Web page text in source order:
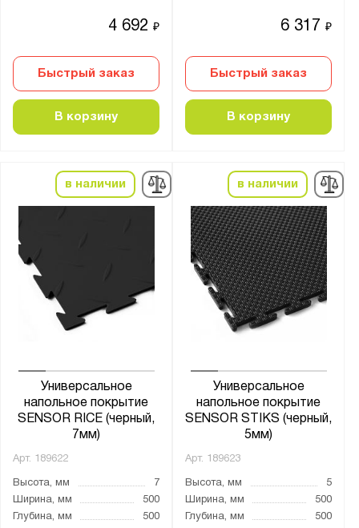
4 692₽
Быстрый заказ
В корзину
6 317₽
Быстрый заказ
В корзину
в наличии
Универсальное
напольное покрытие
SENSOR RICE (черный,
7мм)
Арт. 189622
Высота, мм
7
Ширина, мм
500
Глубина, мм
500
в наличии
Универсальное
напольное покрытие
SENSOR STIKS (черный,
5мм)
Арт. 189623
Высота, мм
5
Ширина, мм
500
Глубина, мм
500